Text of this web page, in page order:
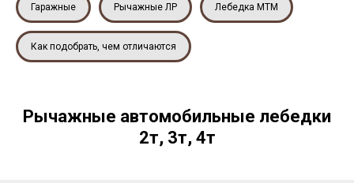
Гаражные Рычажные ЛР Лебедка МТМ
Как подобрать, чем отличаются
Рычажные автомобильные лебедки
2т, 3т, 4т